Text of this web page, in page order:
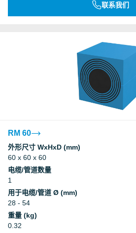
联系我们
RM 60
外形尺寸 WxHxD (mm)
60 x 60 x 60
电缆/管道数量
1
用于电缆/管道 Ø (mm)
28 - 54
重量 (kg)
0.32